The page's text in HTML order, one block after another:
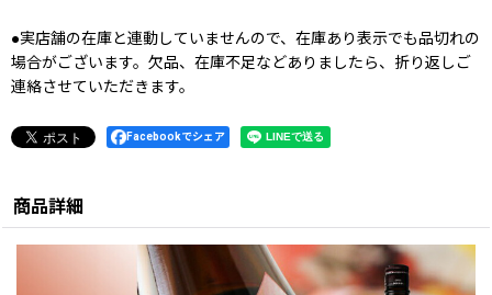
●実店舗の在庫と連動していませんので、在庫あり表示でも品切れの
場合がございます。欠品、在庫不足などありましたら、折り返しご
連絡させていただきます。
Facebookでシェア
商品詳細